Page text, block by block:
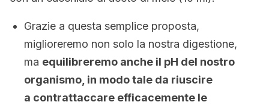
Grazie a questa semplice proposta,
miglioreremo non solo la nostra digestione,
ma equilibreremo anche il pH del nostro
organismo, in modo tale da riuscire
a contrattaccare efficacemente le